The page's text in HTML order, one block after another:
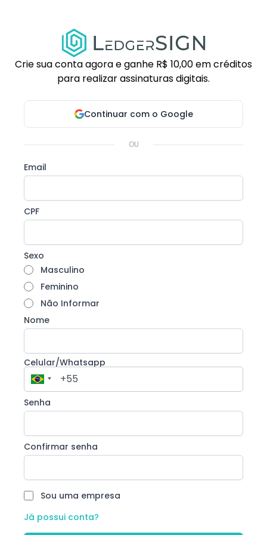
Crie sua conta agora e ganhe R$ 10,00 em créditos
para realizar assinaturas digitais.
OU
Continuar com o Google
Email
CPF
Sexo
Masculino
Feminino
Não Informar
Nome
Celular/Whatsapp
Senha
Confirmar senha
Sou uma empresa
Já possui conta?